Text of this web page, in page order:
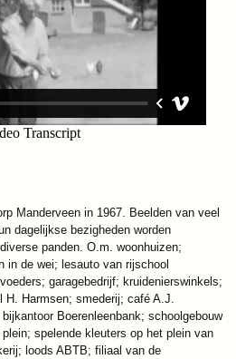
Manderveen in 1967. Beelden van veel
dagelijkse bezigheden worden
panden. O.m. woonhuizen;
in de wei; lesauto van rijschool
garagebedrijf; kruidenierswinkels;
H. Harmsen; smederij; café A.J.
Boerenleenbank; schoolgebouw
spelende kleuters op het plein van
loods ABTB; filiaal van de